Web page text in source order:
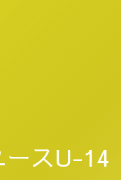
ースU-14